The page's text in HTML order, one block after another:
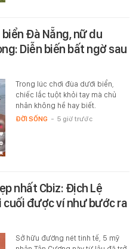
Đà Nẵng, nữ du
Diễn biến bất ngờ sau
Trong lúc chơi đùa dưới biển,
chiếc lắc tuột khỏi tay mà chủ
nhân không hề hay biết.
ĐỜI SỐNG - 5 giờ trước
nhất Cbiz: Địch Lệ
cuối được ví như bước ra
Sở hữu đường nét tinh tế, 5 mỹ